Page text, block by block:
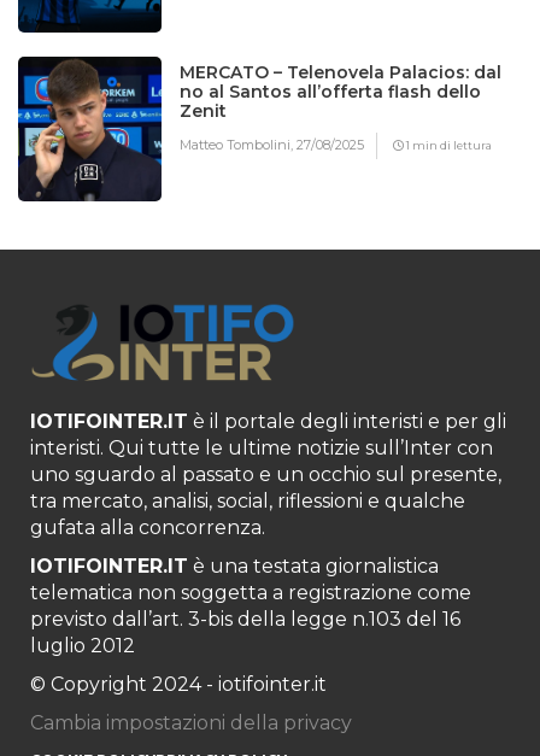
MERCATO – Telenovela Palacios: dal
no al Santos all’offerta flash dello
Zenit
Matteo Tombolini,27/08/2025 1 min di lettura
IOTIFOINTER.IT è il portale degli interisti e per gli
interisti. Qui tutte le ultime notizie sull’Inter con
uno sguardo al passato e un occhio sul presente,
tra mercato, analisi, social, riflessioni e qualche
gufata alla concorrenza.
IOTIFOINTER.IT è una testata giornalistica
telematica non soggetta a registrazione come
previsto dall’art. 3-bis della legge n.103 del 16
luglio 2012
© Copyright 2024 - iotifointer.it
Cambia impostazioni della privacy